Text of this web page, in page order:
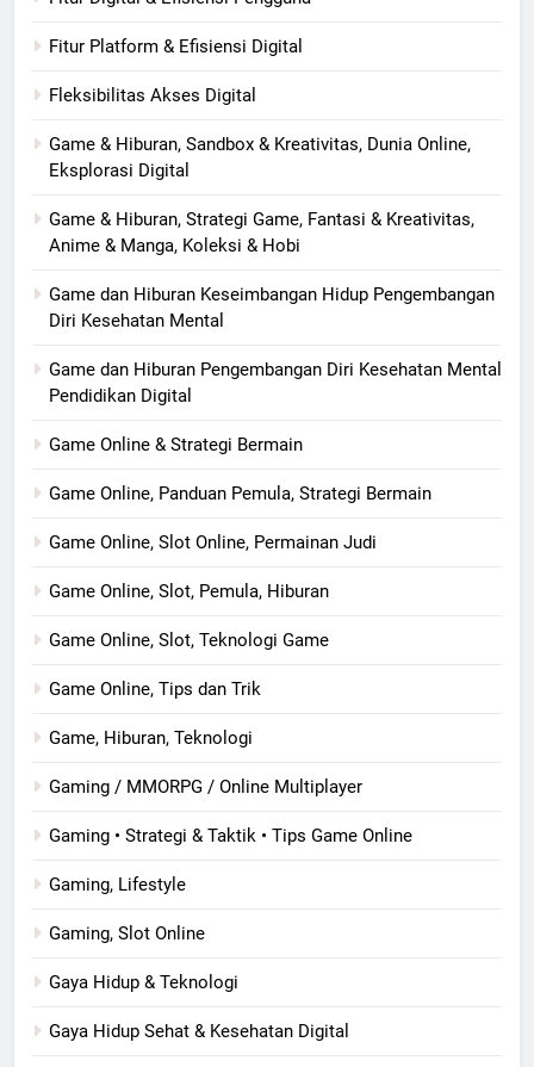
Fitur Platform & Efisiensi Digital
Fleksibilitas Akses Digital
Game & Hiburan, Sandbox & Kreativitas, Dunia Online,
Eksplorasi Digital
Game & Hiburan, Strategi Game, Fantasi & Kreativitas,
Anime & Manga, Koleksi & Hobi
Game dan Hiburan Keseimbangan Hidup Pengembangan
Diri Kesehatan Mental
Game dan Hiburan Pengembangan Diri Kesehatan Mental
Pendidikan Digital
Game Online & Strategi Bermain
Game Online, Panduan Pemula, Strategi Bermain
Game Online, Slot Online, Permainan Judi
Game Online, Slot, Pemula, Hiburan
Game Online, Slot, Teknologi Game
Game Online, Tips dan Trik
Game, Hiburan, Teknologi
Gaming / MMORPG / Online Multiplayer
Gaming • Strategi & Taktik • Tips Game Online
Gaming, Lifestyle
Gaming, Slot Online
Gaya Hidup & Teknologi
Gaya Hidup Sehat & Kesehatan Digital